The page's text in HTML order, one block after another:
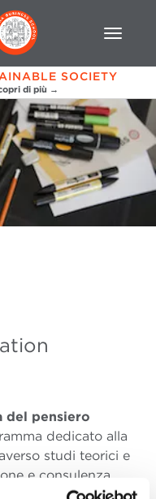
SOCIETY
di più →
del pensiero
dedicato alla
studi teorici e
e consulenza.